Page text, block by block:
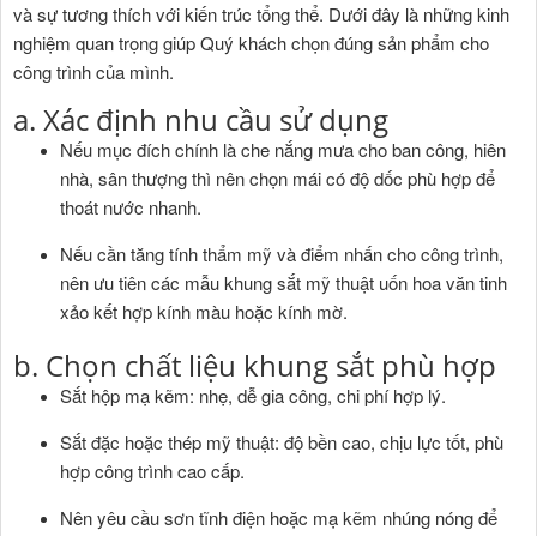
và sự tương thích với kiến trúc tổng thể. Dưới đây là những kinh
nghiệm quan trọng giúp Quý khách chọn đúng sản phẩm cho
công trình của mình.
a. Xác định nhu cầu sử dụng
Nếu mục đích chính là che nắng mưa cho ban công, hiên
nhà, sân thượng thì nên chọn mái có độ dốc phù hợp để
thoát nước nhanh.
Nếu cần tăng tính thẩm mỹ và điểm nhấn cho công trình,
nên ưu tiên các mẫu khung sắt mỹ thuật uốn hoa văn tinh
xảo kết hợp kính màu hoặc kính mờ.
b. Chọn chất liệu khung sắt phù hợp
Sắt hộp mạ kẽm: nhẹ, dễ gia công, chi phí hợp lý.
Sắt đặc hoặc thép mỹ thuật: độ bền cao, chịu lực tốt, phù
hợp công trình cao cấp.
Nên yêu cầu sơn tĩnh điện hoặc mạ kẽm nhúng nóng để